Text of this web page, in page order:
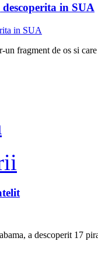
in SUA
fragment de os si
a descoperit 17